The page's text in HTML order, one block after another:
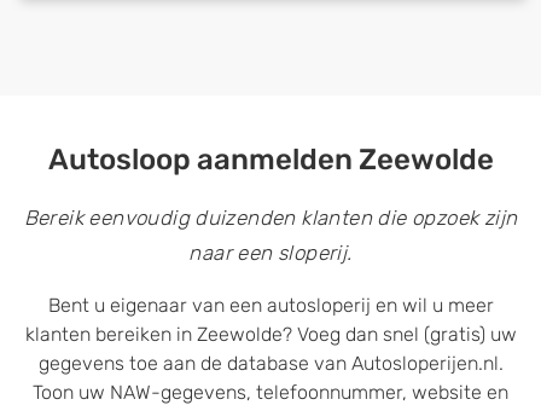
Autosloop aanmelden Zeewolde
Bereik eenvoudig duizenden klanten die opzoek zijn
naar een sloperij.
Bent u eigenaar van een autosloperij en wil u meer
klanten bereiken in Zeewolde? Voeg dan snel (gratis) uw
gegevens toe aan de database van Autosloperijen.nl.
Toon uw NAW-gegevens, telefoonnummer, website en